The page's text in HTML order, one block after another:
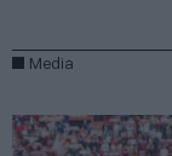
Media